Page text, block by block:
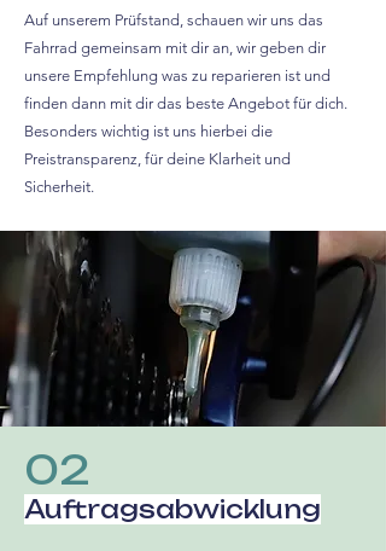
Auf unserem Prüfstand, schauen wir uns das
Fahrrad gemeinsam mit dir an, wir geben dir
unsere Empfehlung was zu reparieren ist und
finden dann mit dir das beste Angebot für dich.
Besonders wichtig ist uns hierbei die
Preistransparenz, für deine Klarheit und
Sicherheit.
02
Auftragsabwicklung